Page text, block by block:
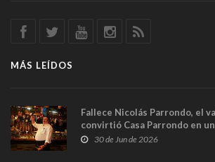
MÁS LEÍDOS
Fallece Nicolás Parrondo, el
convirtió Casa Parrondo en
en Madrid
30 de Jun de 2026